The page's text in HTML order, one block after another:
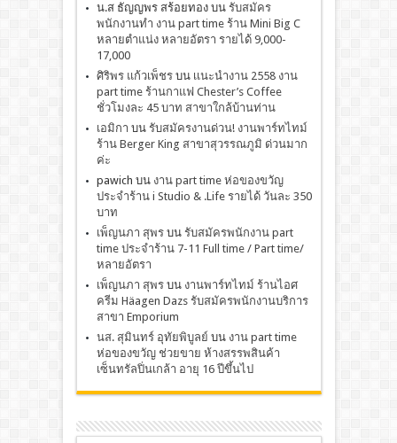
น.ส ธัญญพร สร้อยทองบน รับสมัคร
พนักงานทำ งาน part time ร้าน Mini Big C
หลายตำแน่ง หลายอัตรา รายได้ 9,000-
17,000
ศิริพร แก้วเพ็ชรบน เเนะนำงาน 2558 งาน
part time ร้านกาแฟ Chester’s Coffee
ชั่วโมงละ 45 บาท สาขาใกล้บ้านท่าน
เอมิกา บน รับสมัครงานด่วน! งานพาร์ทไทม์
ร้าน Berger King สาขาสุวรรณภูมิ ด่วนมาก
ค่ะ
pawich บน งาน part time ห่อของขวัญ
ประจำร้าน i Studio & .Life รายได้ วันละ 350
บาท
เพ็ญนภา สุพรบน รับสมัครพนักงาน part
time ประจำร้าน 7-11 Full time / Part time/
หลายอัตรา
เพ็ญนภา สุพรบน งานพาร์ทไทม์ ร้านไอศ
ครีม Häagen Dazs รับสมัครพนักงานบริการ
สาขา Emporium
นส. สุมินทร์ อุทัยพิบูลย์ บน งาน part time
ห่อของขวัญ ช่วยขาย ห้างสรรพสินค้า
เซ็นทรัลปิ่นเกล้า อายุ 16 ปีขึ้นไป